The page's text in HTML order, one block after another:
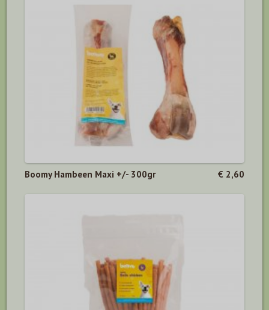
Boomy Hambeen Maxi +/- 300gr € 2,60